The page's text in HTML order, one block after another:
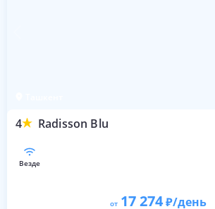
4 Radisson Blu
везде
от 17 274 /день